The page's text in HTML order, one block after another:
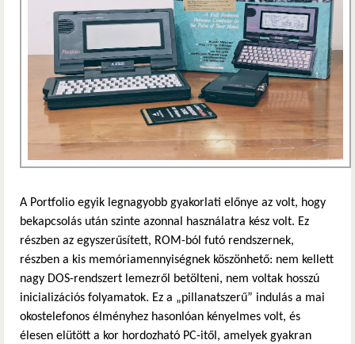
A Portfolio egyik legnagyobb gyakorlati előnye az volt, hogy
bekapcsolás után szinte azonnal használatra kész volt. Ez
részben az egyszerűsített, ROM-ból futó rendszernek,
részben a kis memóriamennyiségnek köszönhető: nem kellett
nagy DOS-rendszert lemezről betölteni, nem voltak hosszú
inicializációs folyamatok. Ez a „pillanatszerű” indulás a mai
okostelefonos élményhez hasonlóan kényelmes volt, és
élesen elütött a kor hordozható PC-itől, amelyek gyakran